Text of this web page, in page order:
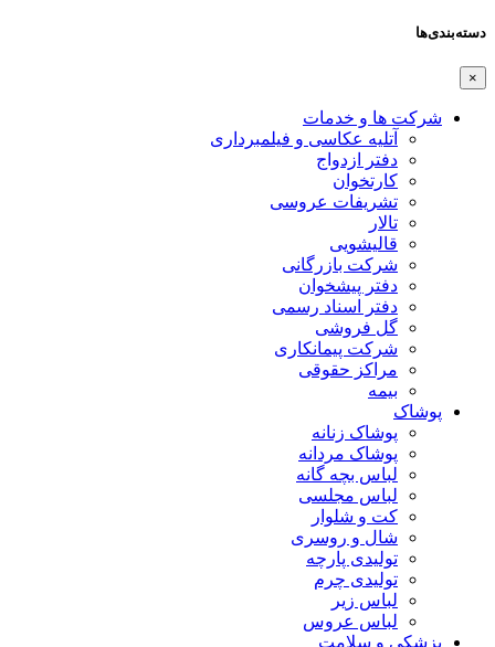
دسته‌بندی‌ها
×
شرکت ها و خدمات
آتلیه عکاسی و فیلمبرداری
دفتر ازدواج
کارتخوان
تشریفات عروسی
تالار
قالیشویی
شرکت بازرگانی
دفتر پیشخوان
دفتر اسناد رسمی
گل فروشی
شرکت پیمانکاری
مراکز حقوقی
بیمه
پوشاک
پوشاک زنانه
پوشاک مردانه
لباس بچه گانه
لباس مجلسی
کت و شلوار
شال و روسری
تولیدی پارچه
تولیدی چرم
لباس زیر
لباس عروس
پزشکی و سلامت